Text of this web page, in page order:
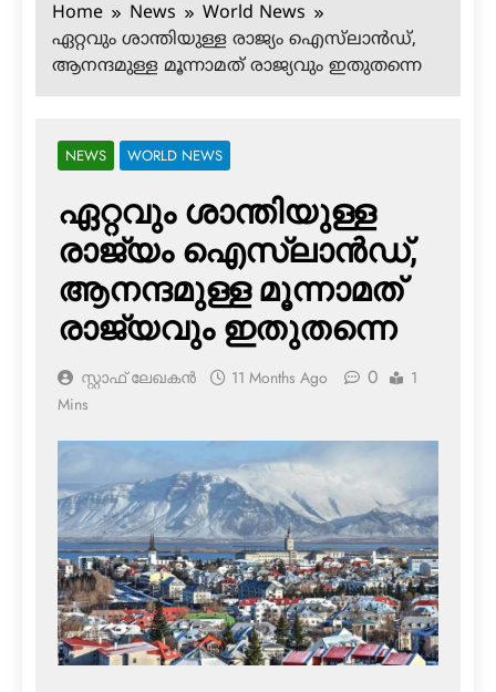
Home News
World News
ഏറ്റവും ശാന്തിയുള്ള രാജ്യം ഐസ്‌ലാന്‍ഡ്,
ആനന്ദമുള്ള മൂന്നാമത് രാജ്യവും ഇതുതന്നെ
NEWS WORLD NEWS
ഏറ്റവും ശാന്തിയുള്ള
രാജ്യം ഐസ്‌ലാന്‍ഡ്,
ആനന്ദമുള്ള മൂന്നാമത്
രാജ്യവും ഇതുതന്നെ
സ്റ്റാഫ് ലേഖകൻ 11 Months Ago 0
1
Mins